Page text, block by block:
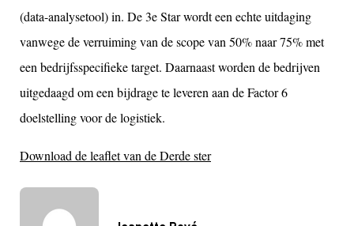
(data-analysetool) in. De 3e Star wordt een echte uitdaging
vanwege de verruiming van de scope van 50% naar 75% met
een bedrijfsspecifieke target. Daarnaast worden de bedrijven
uitgedaagd om een bijdrage te leveren aan de Factor 6
doelstelling voor de logistiek.
Download de leaflet van de Derde ster